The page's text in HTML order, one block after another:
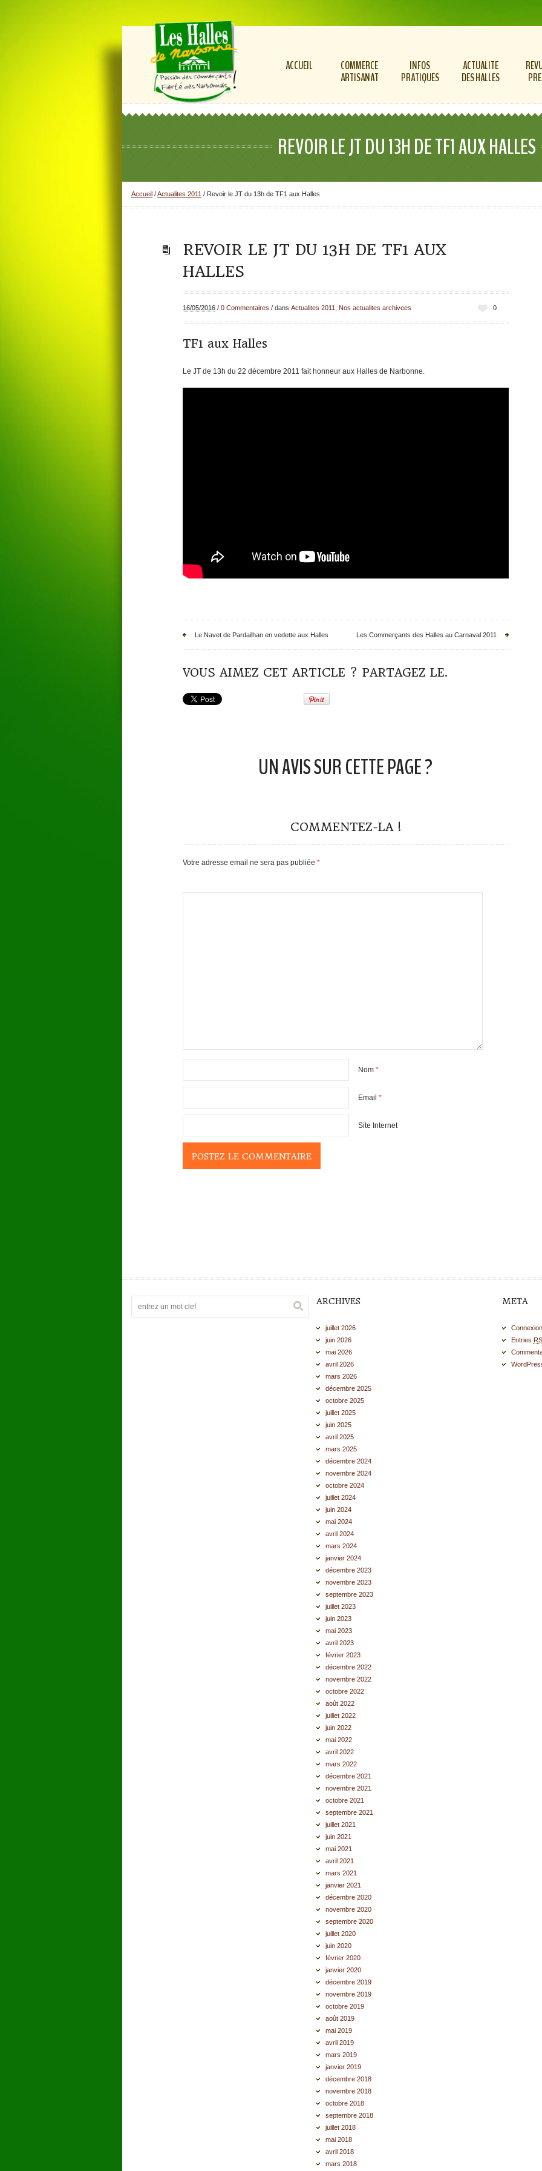
ACCUEIL
COMMERCE
ARTISANAT
INFOS
PRATIQUES
ACTUALITE
DES HALLES
REVOIR LE JT DU 13H DE TF1 AUX HALLES
Accueil /Actualites 2011 / Revoir le JT du 13h de TF1 aux Halles
REVOIR LE JT DU 13H DE TF1 AUX
HALLES
0
16/05/2016/ 0 Commentaires / dans Actualites 2011 Nos actualites archivees
TF1 aux Halles
Le JT de 13h du 22 décembre 2011 fait honneur aux Halles de Narbonne.
Les Commerçants des Halles au Carnaval 2011
Le Navet de Pardailhan en vedette aux Halles
VOUS AIMEZ CET ARTICLE ? PARTAGEZ LE.
UN AVIS SUR CETTE PAGE ?
COMMENTEZ-LA !
Votre adresse email ne sera pas publiée *
Nom *
Email *
Site Internet
ARCHIVES
juillet 2026
juin 2026
mai 2026
avril 2026
mars 2026
décembre 2025
octobre 2025
juillet 2025
juin 2025
avril 2025
mars 2025
décembre 2024
novembre 2024
octobre 2024
juillet 2024
juin 2024
mai 2024
avril 2024
mars 2024
janvier 2024
décembre 2023
novembre 2023
septembre 2023
juillet 2023
juin 2023
mai 2023
avril 2023
février 2023
décembre 2022
novembre 2022
octobre 2022
août 2022
juillet 2022
juin 2022
mai 2022
avril 2022
mars 2022
décembre 2021
novembre 2021
octobre 2021
septembre 2021
juillet 2021
juin 2021
mai 2021
avril 2021
mars 2021
janvier 2021
décembre 2020
novembre 2020
septembre 2020
juillet 2020
juin 2020
février 2020
janvier 2020
décembre 2019
novembre 2019
octobre 2019
août 2019
mai 2019
avril 2019
mars 2019
janvier 2019
décembre 2018
novembre 2018
octobre 2018
septembre 2018
juillet 2018
mai 2018
avril 2018
mars 2018
META
Connexion
Entries